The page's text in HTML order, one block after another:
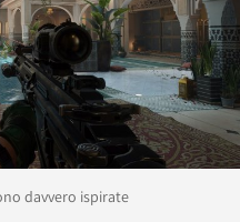
davvero ispirate